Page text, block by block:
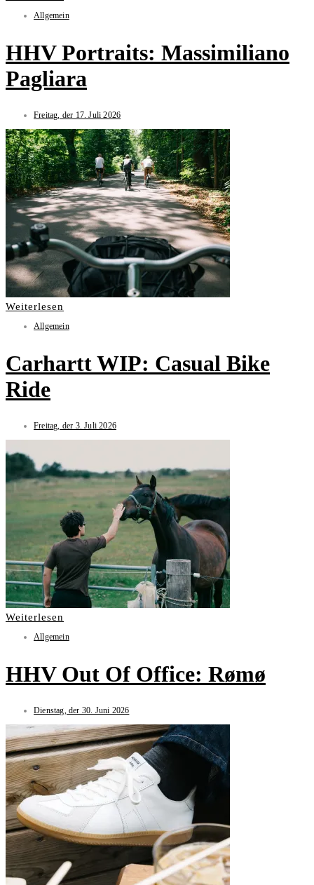
Allgemein
HHV Portraits: Massimiliano
Pagliara
Freitag, der 17. Juli 2026
Weiterlesen
Allgemein
Carhartt WIP: Casual Bike
Ride
Freitag, der 3. Juli 2026
Weiterlesen
Allgemein
HHV Out Of Office: Rømø
Dienstag, der 30. Juni 2026